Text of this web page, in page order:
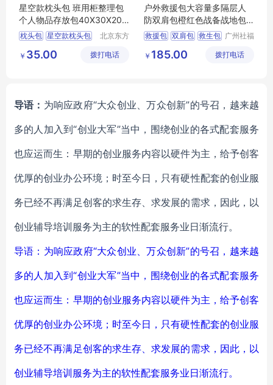
星空款枕头包 班用柜整理包
个人物品存放包40X30X20C
M
枕头包 星空款枕头包
北京东方
有限公司
￥ 35.00 拨打电话
户外救援包大容量多隔层人
防双肩包橙红色战备战地包
救生急救包
救援包 双肩包 救生包 广州社福
械有限公
￥ 185.00 拨打电话
导语： 为响应政府“大众创业、万众创新”的号召，越来越
多的人加入到“创业大军”当中，围绕创业的各式配套服务
也应运而生：早期的创业服务内容以硬件为主，给予创客
优厚的创业办公环境；时至今日，只有硬性配套的创业服
务已经不再满足创客的求生存、求发展的需求，因此，以
创业辅导培训服务为主的软性配套服务业日渐流行。
导语：为响应政府“大众创业、万众创新”的号召，越来越
多的人加入到“创业大军”当中，围绕创业的各式配套服务
也应运而生：早期的创业服务内容以硬件为主，给予创客
优厚的创业办公环境；时至今日，只有硬性配套的创业服
务已经不再满足创客的求生存、求发展的需求，因此，以
创业辅导培训服务为主的软性配套服务业日渐流行。